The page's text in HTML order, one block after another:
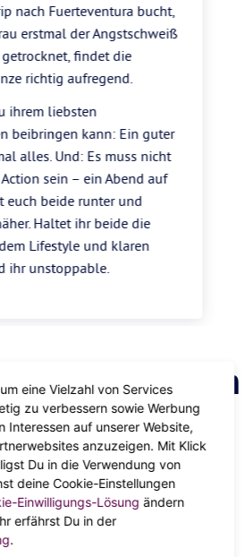
nach Fuerteventura bucht,
erstmal der Angstschweiß
findet die
richtig aufregend.
ihrem liebsten
beibringen kann: Ein guter
alles. Und: Es muss nicht
sein – ein Abend auf
euch beide runter und
Haltet ihr beide die
Lifestyle und klaren
ihr unstoppable.
Astrologen
ANZEIGE
eine Vielzahl von Services
zu verbessern sowie Werbung
Interessen auf unserer Website,
anzuzeigen. Mit Klick
Du in die Verwendung von
deine Cookie-Einstellungen
Einwilligungs-Lösung ändern
erfährst Du in der
.